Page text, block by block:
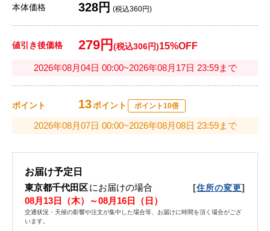
本体価格 328円 (税込360円)
値引き後価格 279円 (税込306円)15%OFF
2026年08月04日 00:00~2026年08月17日 23:59まで
ポイント 13ポイント ポイント10倍
2026年08月07日 00:00~2026年08月08日 23:59まで
お届け予定日
東京都千代田区にお届けの場合 [住所の変更]
08月13日（木）～08月16日（日）
交通状況・天候の影響や注文が集中した場合等、お届けに時間を頂く場合がござ
います。